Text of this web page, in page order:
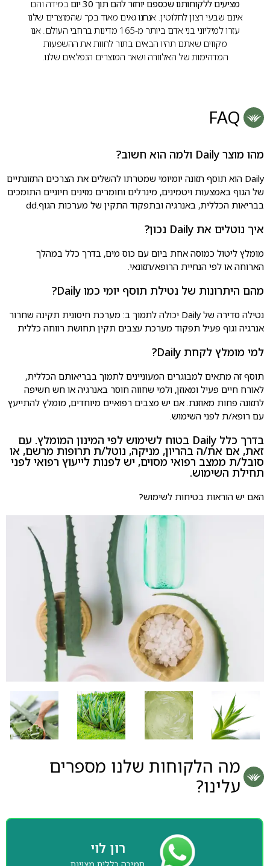
מציעים ללקוחותנו שכספם יוחזר להם תוך 30 יום
במידה והם
אינם שבעי רצון לחלוטין. אנחנו גאים מאוד בכך שהמוצרים שלנו
עזרו למיליוני בני אדם ביותר מ-165 מדינות ברחבי העולם. אנו
מקווים שאתם תהיו הבאים בתור לחוות את ההשפעות
המדהימות של האלוורה ושאר המוצרים הנפלאים שלנו.
FAQ
מהו מוצר Daily ולמה הוא חשוב?
Daily הוא תוסף תזונה יומיומי שמטרתו להשלים את הצרכים התזונתיים
של הגוף באמצעות ויטמינים, מינרלים וחומרים מזינים חיוניים התומכים
בבריאות הכללית, באנרגיה ובתפקוד התקין של מערכות הגוף.dd
איך נוטלים את Daily נכון?
מומלץ ליטול כמוסה אחת ביום עם כוס מים, בדרך כלל במהלך
הארוחה או לפי הנחיית הרופא/תזונאי.
מהם היתרונות של נטילת תוסף יומי כמו Daily?
נטילה סדירה של Daily יכולה לתמוך ב: מערכת חיסונית תקינה שחרור
אנרגיה וגוף פעיל תפקוד מערכת עצבים תקין תחושת רווחה כללית
למי מומלץ לקחת Daily?
תוסף זה מתאים למבוגרים המעוניינים לתמוך בבריאותם הכללית,
לאורח חיים פעיל ומאוזן, ולמי שחווה חוסר באנרגיה או חש חשיפה
לתזונה פחות מאוזנת. אם יש מצבים רפואיים מיוחדים, מומלץ להתייעץ
עם רופא/ת לפני השימוש.
בדרך כלל Daily בטוח לשימוש לפי המינון המומלץ. עם
זאת, אם את/ה בהריון, מניקה, נוטל/ת תרופות מרשם, או
סובל/ת ממצב רפואי מסוים, יש לפנות לייעוץ רפואי לפני
תחילת השימוש.
האם יש הוראות בטיחות לשימוש?
מה הלקוחות שלנו מספרים
עלינו?
רון לוי